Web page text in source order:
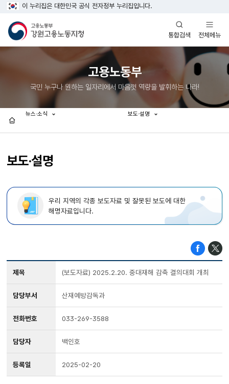
이 누리집은 대한민국 공식 전자정부 누리집입니다.
통합검색
열기
전체메뉴
열기
고용노동부
국민 누구나 원하는 일자리에서 마음껏 역량을 발휘하는 나라!
보도·설명
뉴스·소식 보도·설명
우리 지역의 각종 보도자료 및 잘못된 보도에 대한
해명자료입니다.
제목 (보도자료) 2025.2.20. 중대재해 감축 결의대회 개최
담당부서 산재예방감독과
전화번호 033-269-3588
담당자 백인호
등록일 2025-02-20